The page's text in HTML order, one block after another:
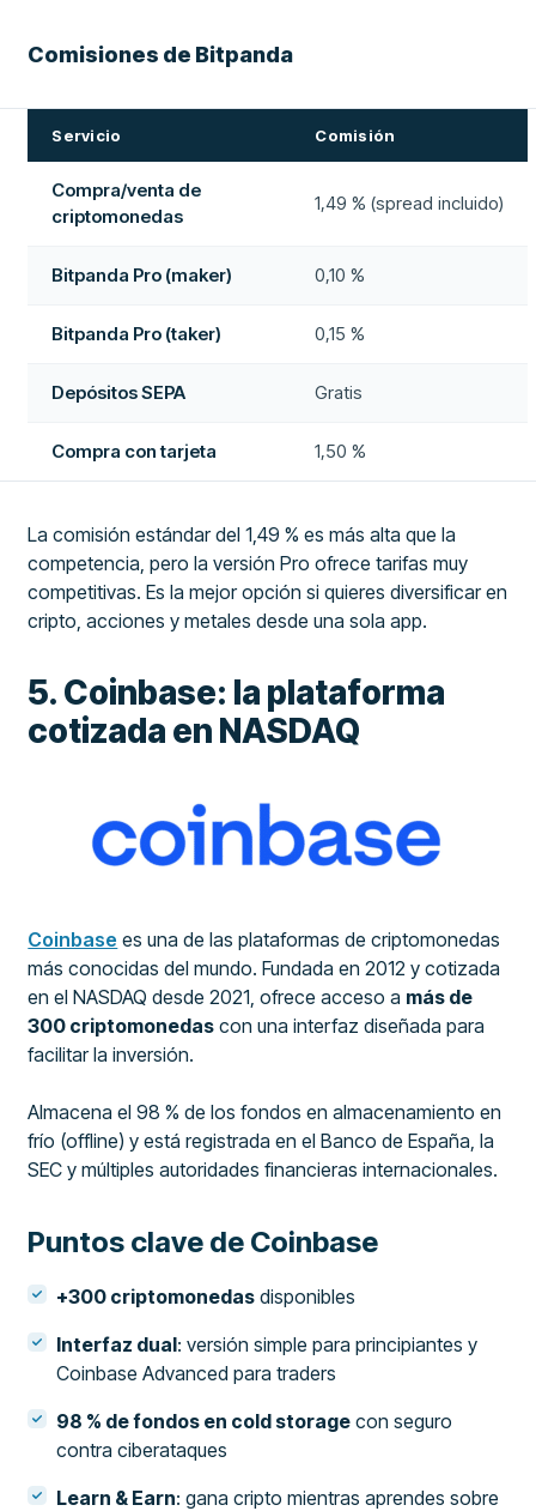
Comisiones de Bitpanda
Servicio Comisión
Compra/venta de
criptomonedas
1,49 % (spread incluido)
Bitpanda Pro (maker) 0,10 %
Bitpanda Pro (taker) 0,15 %
Depósitos SEPA Gratis
Compra con tarjeta 1,50 %
La comisión estándar del 1,49 % es más alta que la
competencia, pero la versión Pro ofrece tarifas muy
competitivas. Es la mejor opción si quieres diversificar en
cripto, acciones y metales desde una sola app.
5. Coinbase: la plataforma
cotizada en NASDAQ
Coinbase es una de las plataformas de criptomonedas
más conocidas del mundo. Fundada en 2012 y cotizada
en el NASDAQ desde 2021, ofrece acceso a más de
300 criptomonedas con una interfaz diseñada para
facilitar la inversión.
Almacena el 98 % de los fondos en almacenamiento en
frío (offline) y está registrada en el Banco de España, la
SEC y múltiples autoridades financieras internacionales.
Puntos clave de Coinbase
+300 criptomonedas disponibles
Interfaz dual: versión simple para principiantes y
Coinbase Advanced para traders
98 % de fondos en cold storage con seguro
contra ciberataques
Learn & Earn: gana cripto mientras aprendes sobre